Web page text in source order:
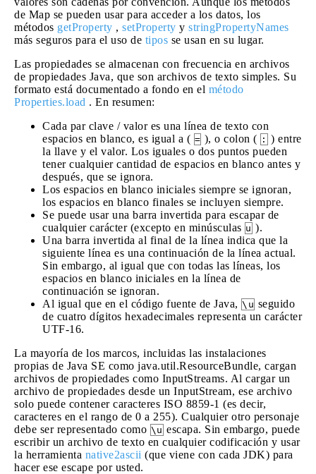
de Map se pueden usar para acceder a los datos, los
métodos getProperty , setProperty y stringPropertyNames
más seguros para el uso de tipos se usan en su lugar.
Las propiedades se almacenan con frecuencia en archivos
de propiedades Java, que son archivos de texto simples. Su
formato está documentado a fondo en el método
Properties.load . En resumen:
Cada par clave / valor es una línea de texto con
espacios en blanco, es igual a ( = ), o colon ( : ) entre
la llave y el valor. Los iguales o dos puntos pueden
tener cualquier cantidad de espacios en blanco antes y
después, que se ignora.
Los espacios en blanco iniciales siempre se ignoran,
los espacios en blanco finales se incluyen siempre.
Se puede usar una barra invertida para escapar de
cualquier carácter (excepto en minúsculas u ).
Una barra invertida al final de la línea indica que la
siguiente línea es una continuación de la línea actual.
Sin embargo, al igual que con todas las líneas, los
espacios en blanco iniciales en la línea de
continuación se ignoran.
Al igual que en el código fuente de Java, \u seguido
de cuatro dígitos hexadecimales representa un carácter
UTF-16.
La mayoría de los marcos, incluidas las instalaciones
propias de Java SE como java.util.ResourceBundle, cargan
archivos de propiedades como InputStreams. Al cargar un
archivo de propiedades desde un InputStream, ese archivo
solo puede contener caracteres ISO 8859-1 (es decir,
caracteres en el rango de 0 a 255). Cualquier otro personaje
debe ser representado como \u escapa. Sin embargo, puede
escribir un archivo de texto en cualquier codificación y usar
la herramienta native2ascii (que viene con cada JDK) para
hacer ese escape por usted.